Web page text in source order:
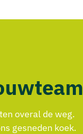
overal de weg.
gesneden koek.